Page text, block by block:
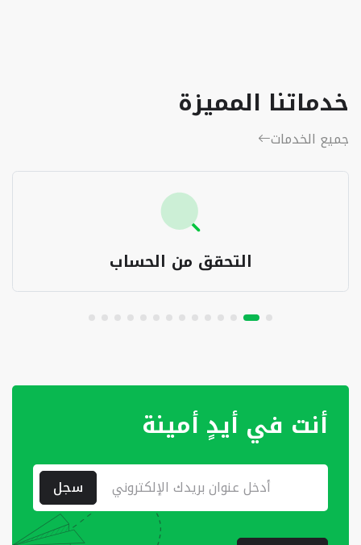
خدماتنا المميزة
جميع الخدمات
التحقق من الحساب
أنت في أيدٍ أمينة
سجل